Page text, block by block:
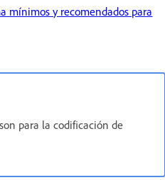
mínimos y recomendados para
para la codificación de